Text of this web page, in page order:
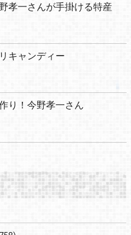
孝一さんが手掛ける特産
キャンディー
り！今野孝一さん